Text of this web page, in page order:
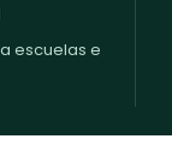
escuelas e